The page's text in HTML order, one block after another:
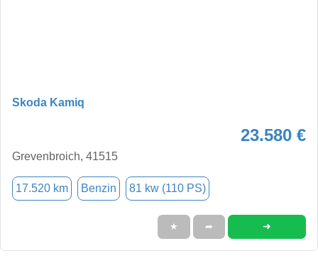
Skoda Kamiq
23.580 €
Grevenbroich, 41515
17.520 km Benzin 81 kw (110 PS)
★ ➦ ➜